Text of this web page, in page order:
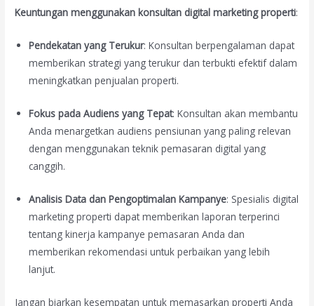
Keuntungan menggunakan konsultan digital marketing properti:
Pendekatan yang Terukur: Konsultan berpengalaman dapat
memberikan strategi yang terukur dan terbukti efektif dalam
meningkatkan penjualan properti.
Fokus pada Audiens yang Tepat: Konsultan akan membantu
Anda menargetkan audiens pensiunan yang paling relevan
dengan menggunakan teknik pemasaran digital yang
canggih.
Analisis Data dan Pengoptimalan Kampanye: Spesialis digital
marketing properti dapat memberikan laporan terperinci
tentang kinerja kampanye pemasaran Anda dan
memberikan rekomendasi untuk perbaikan yang lebih
lanjut.
Jangan biarkan kesempatan untuk memasarkan properti Anda